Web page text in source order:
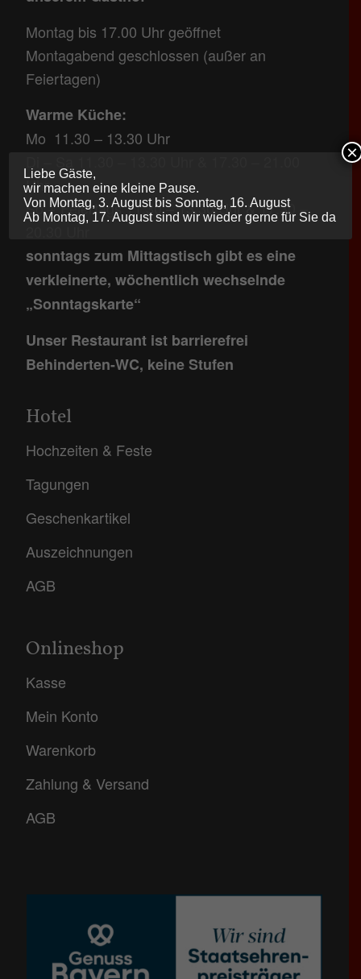
Montag bis 17.00 Uhr geöffnet
Montagabend geschlossen (außer an
Feiertagen)
Warme Küche:
Mo 11.30 – 13.30 Uhr
Uhr
So + Feiertags 11.30 – 13.30 Uhr & 17.30 –
sonntags zum Mittagstisch gibt es eine
verkleinerte, wöchentlich wechselnde
„Sonntagskarte“
Unser Restaurant ist barrierefrei
Behinderten-WC, keine Stufen
Hotel
Hochzeiten & Feste
Tagungen
Geschenkartikel
Auszeichnungen
AGB
Onlineshop
Kasse
Mein Konto
Warenkorb
Zahlung & Versand
AGB
Liebe Gäste,
wir machen eine kleine Pause.
Von Montag, 3. August bis Sonntag, 16. August
Ab Montag, 17. August sind wir wieder gerne für Sie da
×